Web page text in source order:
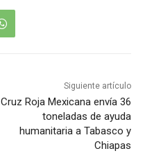
Siguiente artículo
Cruz Roja Mexicana envía 36
toneladas de ayuda
humanitaria a Tabasco y
Chiapas